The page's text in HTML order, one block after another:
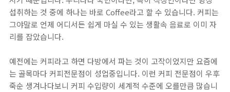
섭취하는 것 중에 하나는 바로 Coffee라고 할 수 있습니다. 커피는
그야말로 언제 어디서든 쉽게 마실 수 있는 생활속 음료로 이미 자
리를 잡았습니다.
예전에는 커피라고 하면 다방에서 파는 것이 고작이었지만 요즘에
는 골목마다 커피전문점이 성업중입니다. 이런 커피 전문점이 우후
죽순 생겨나다보니 커피 수입량이 세계적 수준에 오를만큼 많습니